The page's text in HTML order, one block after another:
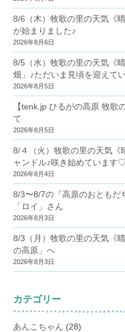
8/6（木）牧歌の里の天気《
が始まりました♪
2026年8月6日
8/5（水）牧歌の里の天気《
畑」♪ただいま見頃を迎えて
2026年8月5日
【tenk.jp ひるがの高原 牧歌
て
2026年8月5日
8/４（火）牧歌の里の天気《
ャンドル♪咲き始めています♡
2026年8月4日
8/3〜8/7の『高原のおともだ
「ロイ」さん
2026年8月3日
8/3（月）牧歌の里の天気《
の高原」へ
2026年8月3日
カテゴリー
あんこちゃん (28)